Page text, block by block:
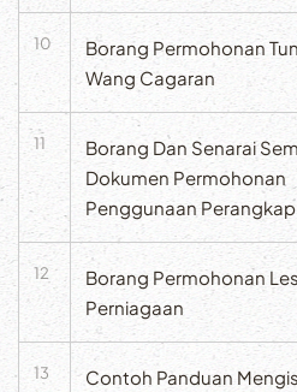
10
Borang Permohonan
Wang Cagaran
11
Borang Dan Senarai
Dokumen Permohonan
Penggunaan
12
Borang Permohonan
Perniagaan
13
Contoh Panduan